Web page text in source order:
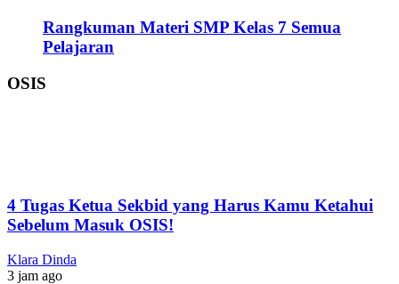
Rangkuman Materi SMP Kelas 7 Semua
Pelajaran
OSIS
4 Tugas Ketua Sekbid yang Harus Kamu Ketahui
Sebelum Masuk OSIS!
Klara Dinda
3 jam ago